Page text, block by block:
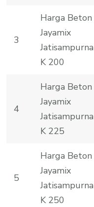
3
Harga Beton
Jayamix
Jatisampurna
K 200
4
Harga Beton
Jayamix
Jatisampurna
K 225
5
Harga Beton
Jayamix
Jatisampurna
K 250